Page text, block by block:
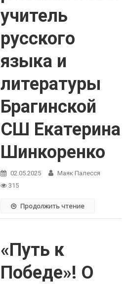
учитель
русского
языка и
литературы
Брагинской
СШ Екатерина
Шинкоренко
02.05.2025
Маяк Палесся
315
Продолжить чтение
«Путь к
Победе»! О